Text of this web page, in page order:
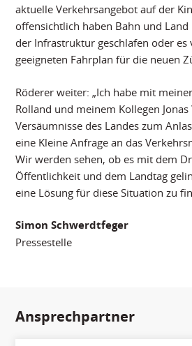
aktuelle Verkehrsangebot auf der
offensichtlich haben Bahn und
der Infrastruktur geschlafen oder es
geeigneten Fahrplan für die neuen
Röderer weiter: „Ich habe mit
Rolland und meinem Kollegen Jonas
Versäumnisse des Landes zum
eine Kleine Anfrage an das
Wir werden sehen, ob es mit dem
Öffentlichkeit und dem Landtag
eine Lösung für diese Situation zu
Simon Schwerdtfeger
Pressestelle
Ansprechpartner